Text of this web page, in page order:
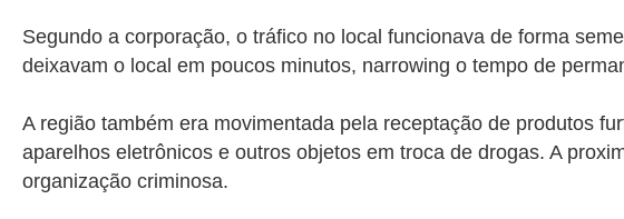
Segundo a corporação, o tráfico no local funcionava de forma
deixavam o local em poucos minutos, narrowing o tempo de
A região também era movimentada pela receptação de produtos
aparelhos eletrônicos e outros objetos em troca de drogas. A
organização criminosa.